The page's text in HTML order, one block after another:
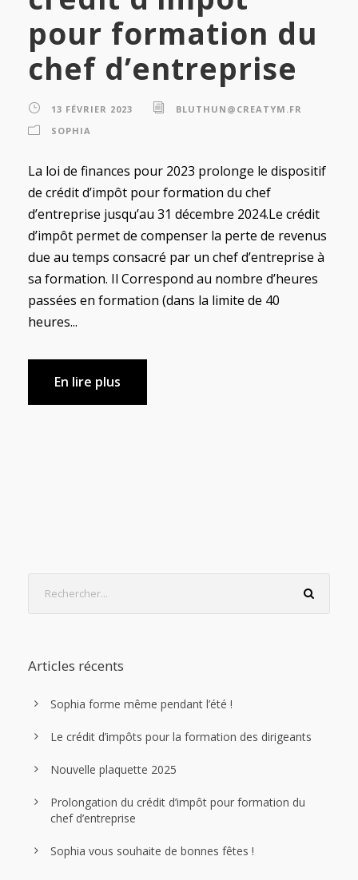
pour formation du
chef d’entreprise
13 FÉVRIER 2023
BLUTHUN@CREATYM.FR
SOPHIA
La loi de finances pour 2023 prolonge le dispositif
de crédit d’impôt pour formation du chef
d’entreprise jusqu’au 31 décembre 2024.Le crédit
d’impôt permet de compenser la perte de revenus
due au temps consacré par un chef d’entreprise à
sa formation. Il Correspond au nombre d’heures
passées en formation (dans la limite de 40
heures...
En lire plus
Articles récents
Sophia forme même pendant l’été !
Le crédit d’impôts pour la formation des dirigeants
Nouvelle plaquette 2025
Prolongation du crédit d’impôt pour formation du
chef d’entreprise
Sophia vous souhaite de bonnes fêtes !